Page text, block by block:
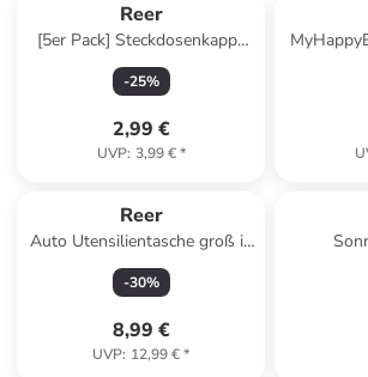
Reer
[5er Pack] Steckdosenkappe
Weiß in Weiß ab 0 Monate
-25%
2,99 €
UVP: 3,99 €*
Schutz
Reer
Auto Utensilientasche groß in
Mehrfarbig ab 0 Monate
-30%
8,99 €
UVP: 12,99 €*